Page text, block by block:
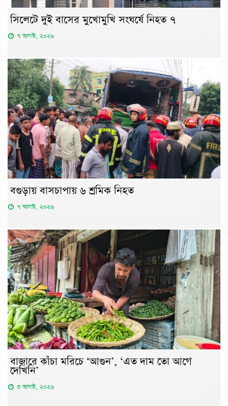
সিলেটে দুই বাসের মুখোমুখি সংঘর্ষে নিহত ৭
৭ আগস্ট, ২০২৬
বগুড়ায় বাসচাপায় ৬ শ্রমিক নিহত
৭ আগস্ট, ২০২৬
বাজারে কাঁচা মরিচে ‘আগুন’, ‘এত দাম তো আগে
দেখিনি’
৩ আগস্ট, ২০২৬